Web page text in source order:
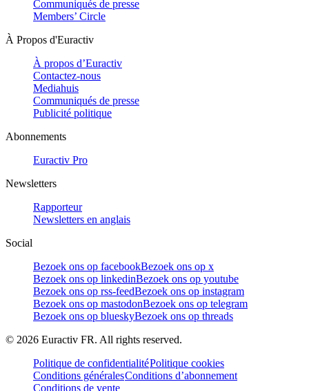
Communiqués de presse
Members’ Circle
À Propos d'Euractiv
À propos d’Euractiv
Contactez-nous
Mediahuis
Communiqués de presse
Publicité politique
Abonnements
Euractiv Pro
Newsletters
Rapporteur
Newsletters en anglais
Social
Bezoek ons op facebookBezoek ons op x
Bezoek ons op linkedinBezoek ons op youtube
Bezoek ons op rss-feedBezoek ons op instagram
Bezoek ons op mastodonBezoek ons op telegram
Bezoek ons op blueskyBezoek ons op threads
© 2026 Euractiv FR. All rights reserved.
Politique de confidentialitéPolitique cookies
Conditions généralesConditions d’abonnement
Conditions de vente